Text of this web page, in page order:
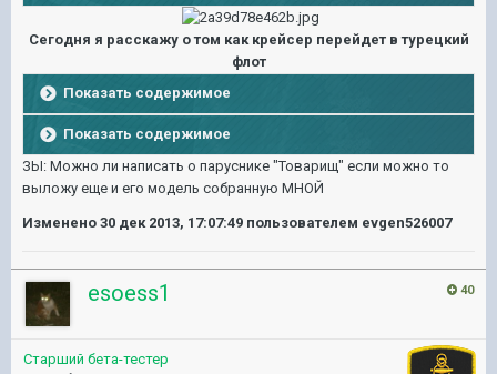
Сегодня я расскажу о том как крейсер перейдет в турецкий
флот
Показать содержимое
Показать содержимое
ЗЫ: Можно ли написать о паруснике "Товарищ" если можно то
выложу еще и его модель собранную МНОЙ
Изменено 30 дек 2013, 17:07:49 пользователем evgen526007
40
esoess1
Старший бета-тестер